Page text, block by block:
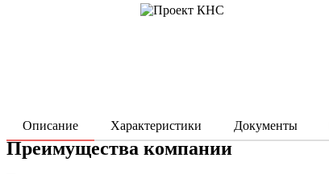
Описание Характеристики Документы
Преимущества компании